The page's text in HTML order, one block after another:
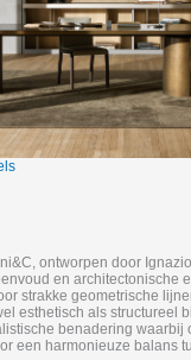
ontworpen door
en architectonische
strakke geometrische
esthetisch als structureel
benadering waarbij
een harmonieuze balans